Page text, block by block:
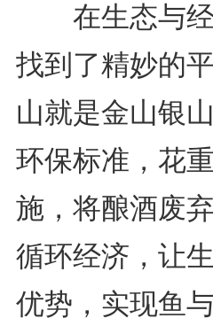
在生态与经
找到了精妙的
山就是金山银
环保标准，花
施，将酿酒废
循环经济，让
优势，实现鱼